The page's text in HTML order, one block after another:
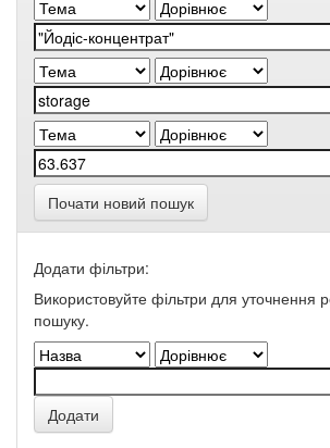
Почати новий пошук
Додати фільтри:
Використовуйте фільтри для уточнення
пошуку.